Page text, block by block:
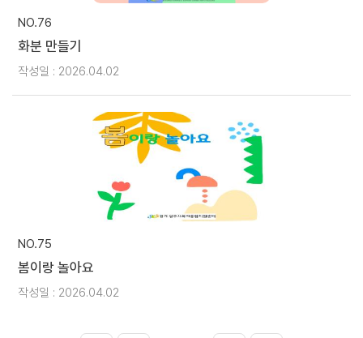
NO.76
화분 만들기
작성일 : 2026.04.02
NO.75
봄이랑 놀아요
작성일 : 2026.04.02